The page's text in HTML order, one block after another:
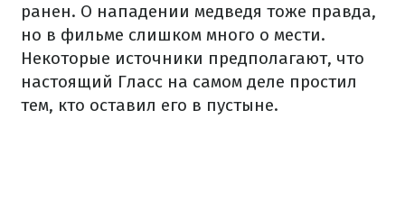
ранен. О нападении медведя тоже правда,
но в фильме слишком много о мести.
Некоторые источники предполагают, что
настоящий Гласс на самом деле простил
тем, кто оставил его в пустыне.